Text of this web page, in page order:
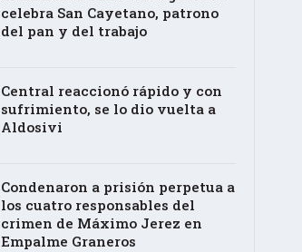
celebra San Cayetano, patrono
del pan y del trabajo
Central reaccionó rápido y con
sufrimiento, se lo dio vuelta a
Aldosivi
Condenaron a prisión perpetua a
los cuatro responsables del
crimen de Máximo Jerez en
Empalme Graneros